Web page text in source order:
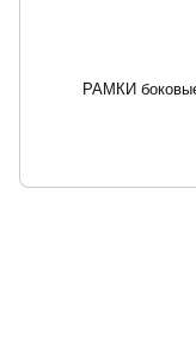
РАМКИ